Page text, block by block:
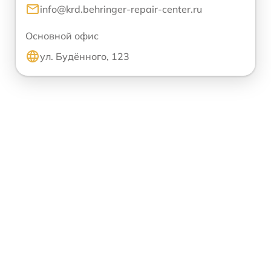
info@krd.behringer-repair-center.ru
Основной офис
ул. Будённого, 123